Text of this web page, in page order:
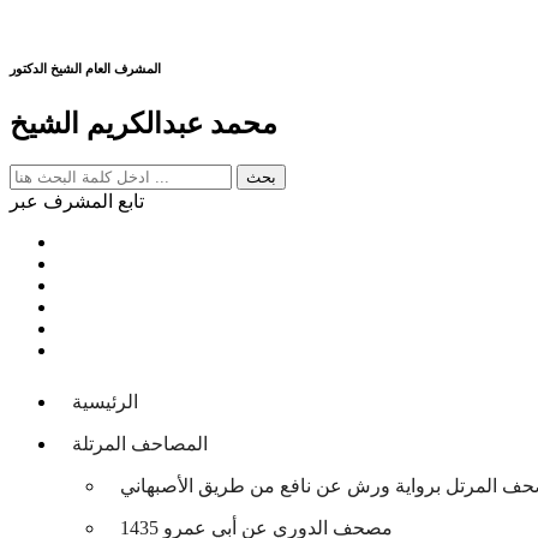
المشرف العام الشيخ الدكتور
محمد عبدالكريم الشيخ
تابع المشرف عبر
الرئيسية
المصاحف المرتلة
المرتل برواية ورش عن نافع من طريق الأصبهاني
مصحف الدوري عن أبي عمرو 1435